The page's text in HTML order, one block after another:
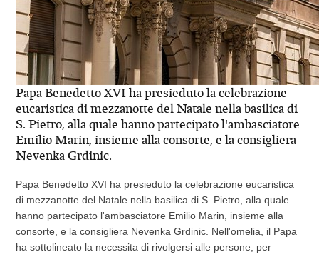
Papa Benedetto XVI ha presieduto la celebrazione
eucaristica di mezzanotte del Natale nella basilica di
S. Pietro, alla quale hanno partecipato l'ambasciatore
Emilio Marin, insieme alla consorte, e la consigliera
Nevenka Grdinic.
Papa Benedetto XVI ha presieduto la celebrazione eucaristica
di mezzanotte del Natale nella basilica di S. Pietro, alla quale
hanno partecipato l'ambasciatore Emilio Marin, insieme alla
consorte, e la consigliera Nevenka Grdinic. Nell'omelia, il Papa
ha sottolineato la necessita di rivolgersi alle persone, per